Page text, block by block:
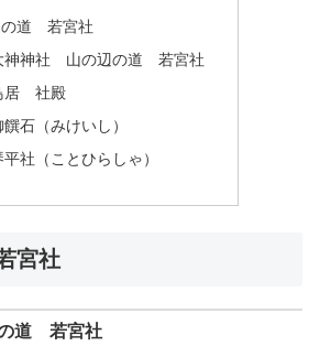
の道 若宮社
神神社 山の辺の道 若宮社
居 社殿
饌石（みけいし）
平社（ことひらしゃ）
宮社
道 若宮社